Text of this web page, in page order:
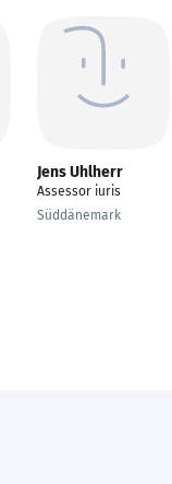
Jens Uhlherr
Assessor iuris
Süddänemark